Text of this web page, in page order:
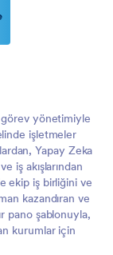
yönetimiyle
işletmeler
Yapay Zeka
iş akışlarından
ekip iş birliğini ve
kazandıran ve
pano şablonuyla,
kurumlar için